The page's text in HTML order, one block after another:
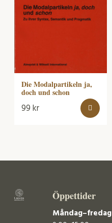
Die Modalpartikeln ja,
doch und schon
99kr
Öppettider
Måndag–fredag